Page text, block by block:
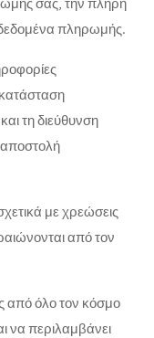
πληρωμής.
τη διεύθυνση
αποστολή
με χρεώσεις
από τον
από όλο τον κόσμο
να περιλαμβάνει